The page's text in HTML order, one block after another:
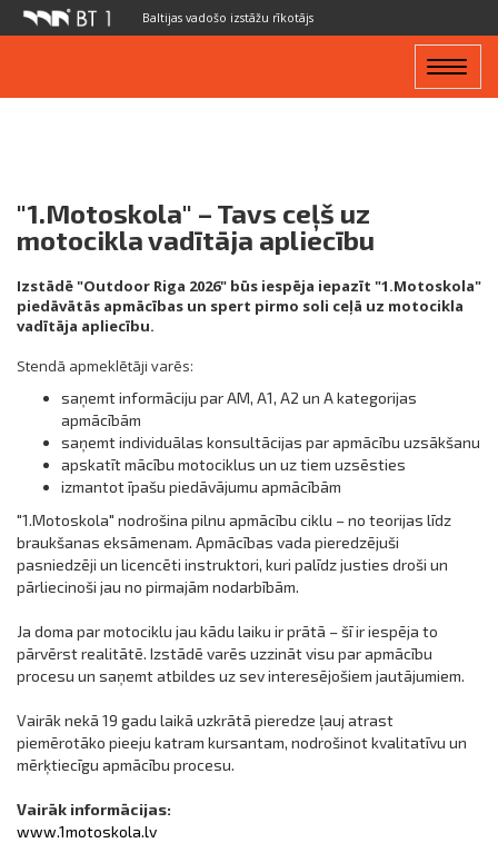
Baltijas vadošo izstāžu rīkotājs
Toggle
"1.Motoskola" – Tavs ceļš uz
motocikla vadītāja apliecību
Izstādē "Outdoor Riga 2026" būs iespēja iepazīt "1.Motoskola"
piedāvātās apmācības un spert pirmo soli ceļā uz motocikla
vadītāja apliecību.
Stendā apmeklētāji varēs:
saņemt informāciju par AM, A1, A2 un A kategorijas
apmācībām
saņemt individuālas konsultācijas par apmācību uzsākšanu
apskatīt mācību motociklus un uz tiem uzsēsties
izmantot īpašu piedāvājumu apmācībām
"1.Motoskola" nodrošina pilnu apmācību ciklu – no teorijas līdz
braukšanas eksāmenam. Apmācības vada pieredzējuši
pasniedzēji un licencēti instruktori, kuri palīdz justies droši un
pārliecinoši jau no pirmajām nodarbībām.
Ja doma par motociklu jau kādu laiku ir prātā – šī ir iespēja to
pārvērst realitātē. Izstādē varēs uzzināt visu par apmācību
procesu un saņemt atbildes uz sev interesējošiem jautājumiem.
Vairāk nekā 19 gadu laikā uzkrātā pieredze ļauj atrast
piemērotāko pieeju katram kursantam, nodrošinot kvalitatīvu un
mērķtiecīgu apmācību procesu.
Vairāk informācijas:
www.1motoskola.lv